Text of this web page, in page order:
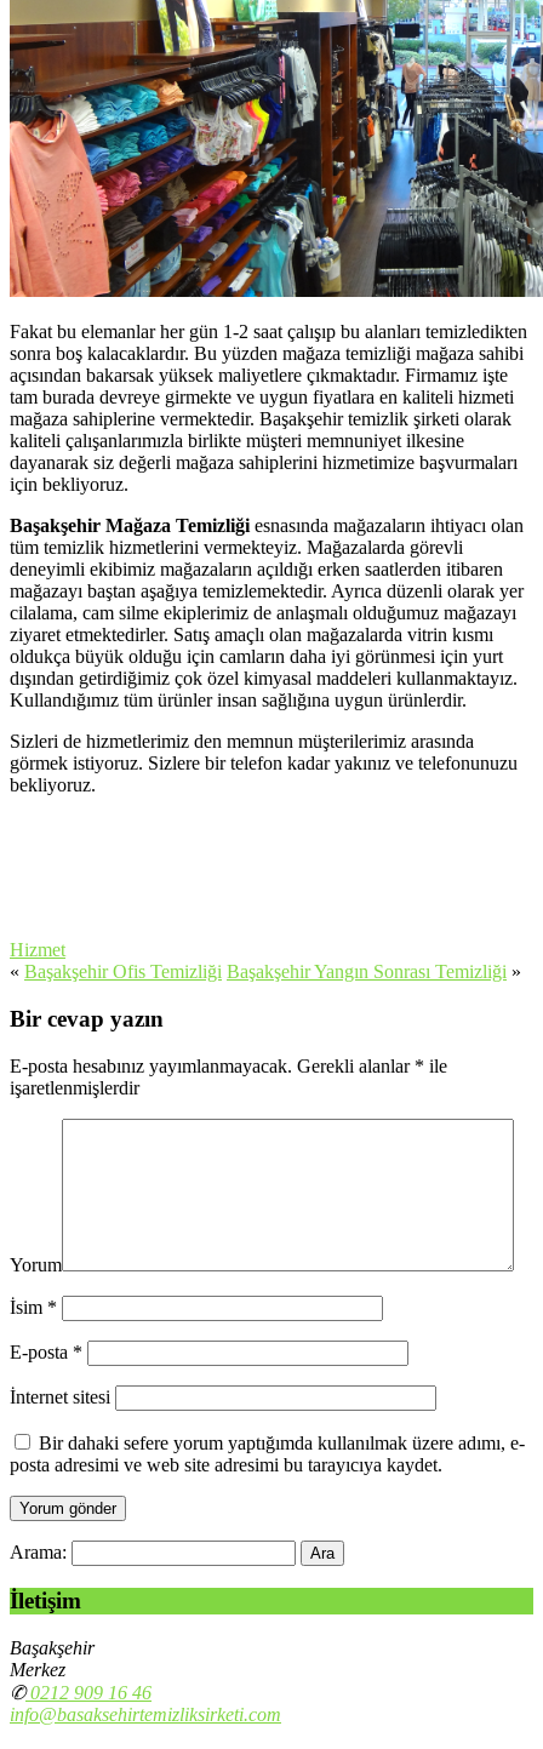
Fakat bu elemanlar her gün 1-2 saat çalışıp bu alanları temizledikten
sonra boş kalacaklardır. Bu yüzden mağaza temizliği mağaza sahibi
açısından bakarsak yüksek maliyetlere çıkmaktadır. Firmamız işte
tam burada devreye girmekte ve uygun fiyatlara en kaliteli hizmeti
mağaza sahiplerine vermektedir. Başakşehir temizlik şirketi olarak
kaliteli çalışanlarımızla birlikte müşteri memnuniyet ilkesine
dayanarak siz değerli mağaza sahiplerini hizmetimize başvurmaları
için bekliyoruz.
Başakşehir Mağaza Temizliği esnasında mağazaların ihtiyacı olan
tüm temizlik hizmetlerini vermekteyiz. Mağazalarda görevli
deneyimli ekibimiz mağazaların açıldığı erken saatlerden itibaren
mağazayı baştan aşağıya temizlemektedir. Ayrıca düzenli olarak yer
cilalama, cam silme ekiplerimiz de anlaşmalı olduğumuz mağazayı
ziyaret etmektedirler. Satış amaçlı olan mağazalarda vitrin kısmı
oldukça büyük olduğu için camların daha iyi görünmesi için yurt
dışından getirdiğimiz çok özel kimyasal maddeleri kullanmaktayız.
Kullandığımız tüm ürünler insan sağlığına uygun ürünlerdir.
Sizleri de hizmetlerimiz den memnun müşterilerimiz arasında
görmek istiyoruz. Sizlere bir telefon kadar yakınız ve telefonunuzu
bekliyoruz.
Hizmet
« Başakşehir Ofis Temizliği Başakşehir Yangın Sonrası Temizliği »
Bir cevap yazın
E-posta hesabınız yayımlanmayacak. Gerekli alanlar * ile
işaretlenmişlerdir
Yorum
İsim *
E-posta *
İnternet sitesi
Bir dahaki sefere yorum yaptığımda kullanılmak üzere adımı, e-
posta adresimi ve web site adresimi bu tarayıcıya kaydet.
Arama:
İletişim
Başakşehir
Merkez
✆0212 909 16 46
info@basaksehirtemizliksirketi.com